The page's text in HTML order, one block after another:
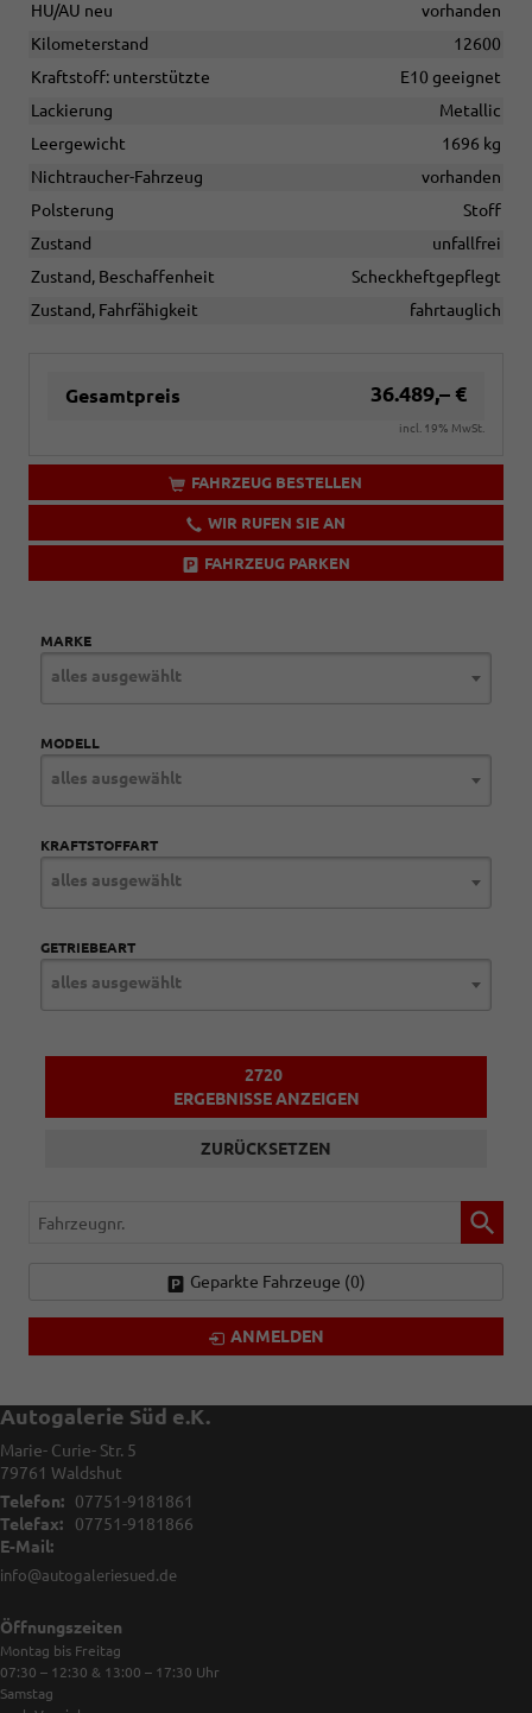
HU/AU neu
vorhanden
Kilometerstand
12600
Kraftstoff: unterstützte
E10 geeignet
Lackierung
Metallic
Leergewicht
1696 kg
Nichtraucher-Fahrzeug
vorhanden
Polsterung
Stoff
Zustand
unfallfrei
Zustand, Beschaffenheit
Scheckheftgepflegt
Zustand, Fahrfähigkeit
fahrtauglich
Gesamtpreis 36.489,– €
incl. 19% MwSt.
FAHRZEUG BESTELLEN
WIR RUFEN SIE AN
FAHRZEUG PARKEN
MARKE
alles ausgewählt
MODELL
alles ausgewählt
KRAFTSTOFFART
alles ausgewählt
GETRIEBEART
alles ausgewählt
2720
ERGEBNISSE ANZEIGEN
ZURÜCKSETZEN
Fahrzeugnr.
Geparkte Fahrzeuge (0)
ANMELDEN
Autogalerie Süd e.K.
Marie- Curie- Str. 5
79761 Waldshut
Telefon:
07751-9181861
Telefax:
07751-9181866
E-Mail:
info@autogaleriesued.de
Öffnungszeiten
Montag bis Freitag
07:30 – 12:30 & 13:00 – 17:30 Uhr
Samstag